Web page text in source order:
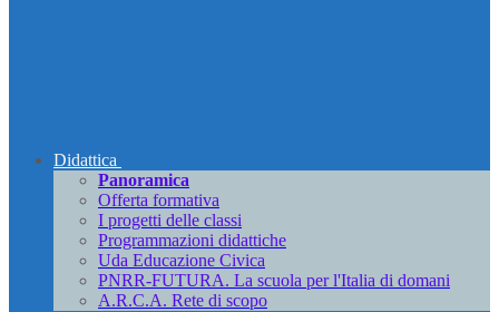
Didattica
Panoramica
Offerta formativa
I progetti delle classi
Programmazioni didattiche
Uda Educazione Civica
PNRR-FUTURA. La scuola per l'Italia di domani
A.R.C.A. Rete di scopo